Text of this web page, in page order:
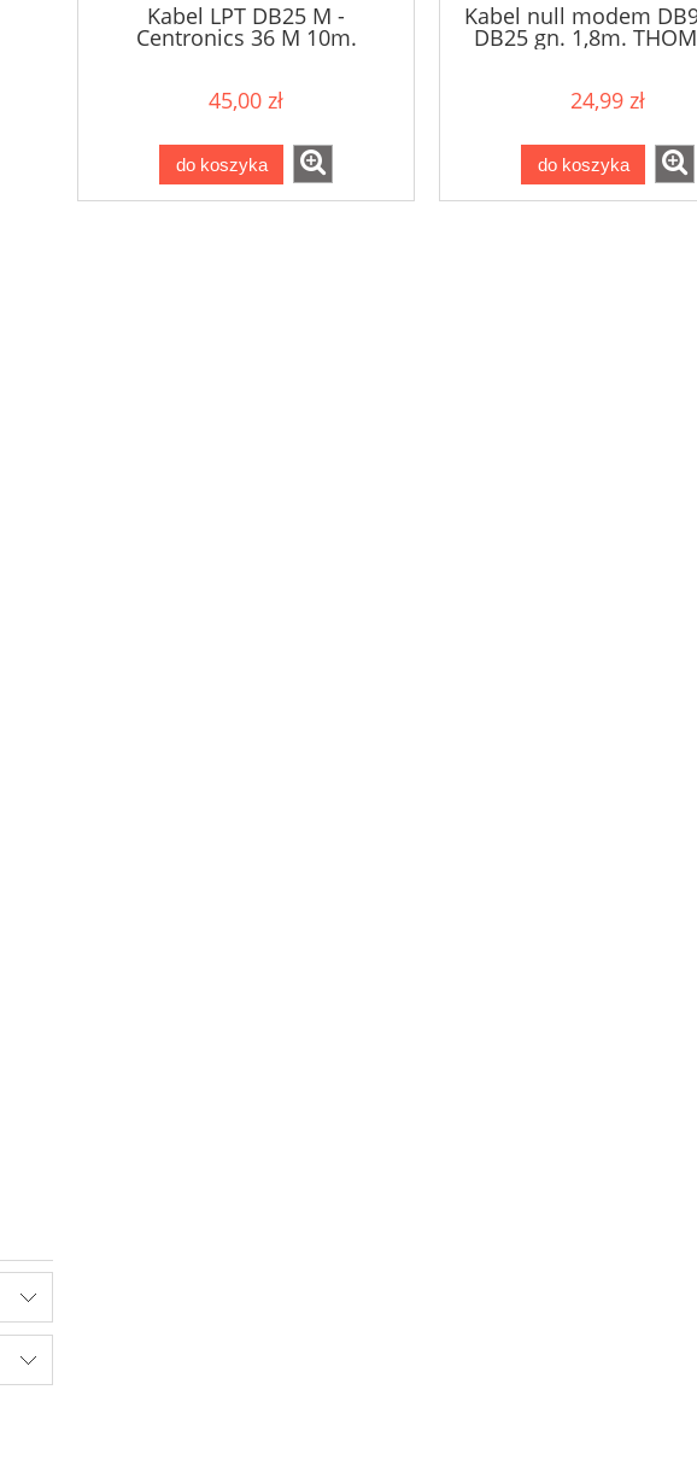
Kabel LPT DB25 M -
Centronics 36 M 10m.
45,00 zł
do koszyka
Kabel null modem
DB25 gn. 1,8m.
24,99 zł
do koszyka